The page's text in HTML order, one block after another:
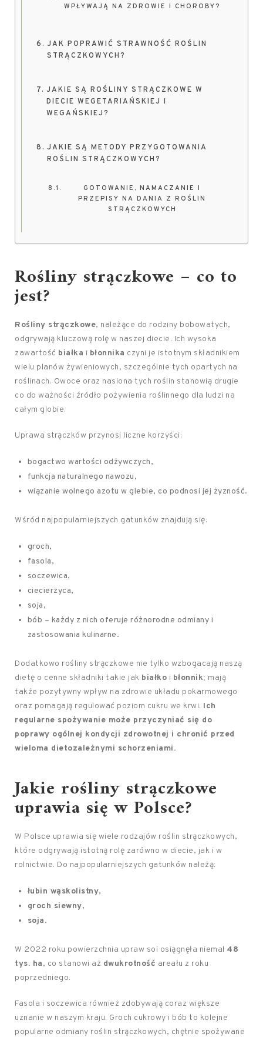
WPŁYWAJĄ NA ZDROWIE I CHOROBY?
JAK POPRAWIĆ STRAWNOŚĆ ROŚLIN
STRĄCZKOWYCH?
JAKIE SĄ ROŚLINY STRĄCZKOWE W
DIECIE WEGETARIAŃSKIEJ I
WEGAŃSKIEJ?
JAKIE SĄ METODY PRZYGOTOWANIA
ROŚLIN STRĄCZKOWYCH?
GOTOWANIE, NAMACZANIE I
PRZEPISY NA DANIA Z ROŚLIN
STRĄCZKOWYCH
Rośliny strączkowe – co to
jest?
Rośliny strączkowe, należące do rodziny bobowatych,
odgrywają kluczową rolę w naszej diecie. Ich wysoka
zawartość białka i błonnika czyni je istotnym składnikiem
wielu planów żywieniowych, szczególnie tych opartych na
roślinach. Owoce oraz nasiona tych roślin stanowią drugie
co do ważności źródło pożywienia roślinnego dla ludzi na
całym globie.
Uprawa strączków przynosi liczne korzyści:
bogactwo wartości odżywczych,
funkcja naturalnego nawozu,
wiązanie wolnego azotu w glebie, co podnosi jej żyzność.
Wśród najpopularniejszych gatunków znajdują się:
groch,
fasola,
soczewica,
ciecierzyca,
soja,
bób – każdy z nich oferuje różnorodne odmiany i
zastosowania kulinarne.
Dodatkowo rośliny strączkowe nie tylko wzbogacają naszą
dietę o cenne składniki takie jak białko i błonnik; mają
także pozytywny wpływ na zdrowie układu pokarmowego
oraz pomagają regulować poziom cukru we krwi. Ich
regularne spożywanie może przyczyniać się do
poprawy ogólnej kondycji zdrowotnej i chronić przed
wieloma dietozależnymi schorzeniami.
Jakie rośliny strączkowe
uprawia się w Polsce?
W Polsce uprawia się wiele rodzajów roślin strączkowych,
które odgrywają istotną rolę zarówno w diecie, jak i w
rolnictwie. Do najpopularniejszych gatunków należą:
łubin wąskolistny,
groch siewny,
soja.
W 2022 roku powierzchnia upraw soi osiągnęła niemal 48
tys. ha, co stanowi aż dwukrotność areału z roku
poprzedniego.
Fasola i soczewica również zdobywają coraz większe
uznanie w naszym kraju. Groch cukrowy i bób to kolejne
popularne odmiany roślin strączkowych, chętnie spożywane